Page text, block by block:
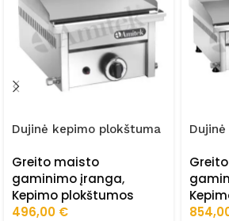
Dujinė kepimo plokštuma
Greito maisto
gaminimo įranga,
Kepimo plokštumos
496,00 €